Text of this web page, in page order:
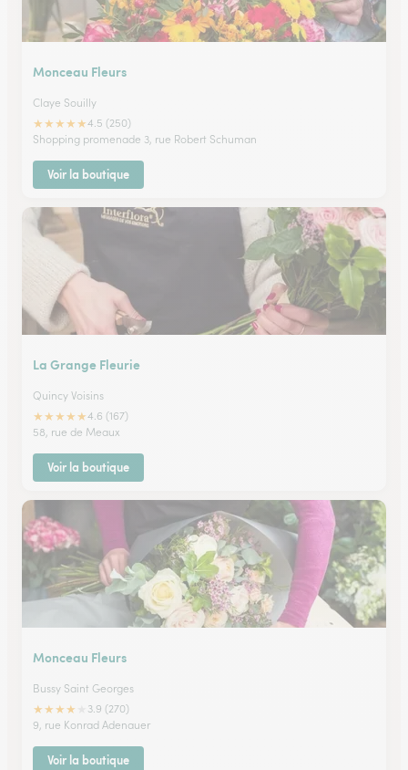
Monceau Fleurs
Claye Souilly
★★★★★4.5 (250)
Shopping promenade 3, rue Robert Schuman
Voir la boutique
La Grange Fleurie
Quincy Voisins
★★★★★4.6 (167)
58, rue de Meaux
Voir la boutique
Monceau Fleurs
Bussy Saint Georges
★★★★
3.9 (270)
9, rue Konrad Adenauer
Voir la boutique